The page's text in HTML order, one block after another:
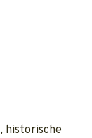
historische